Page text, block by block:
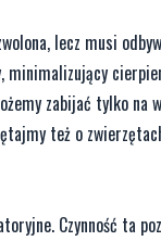
lecz musi
zabijać tylko na
też o
Czynność ta